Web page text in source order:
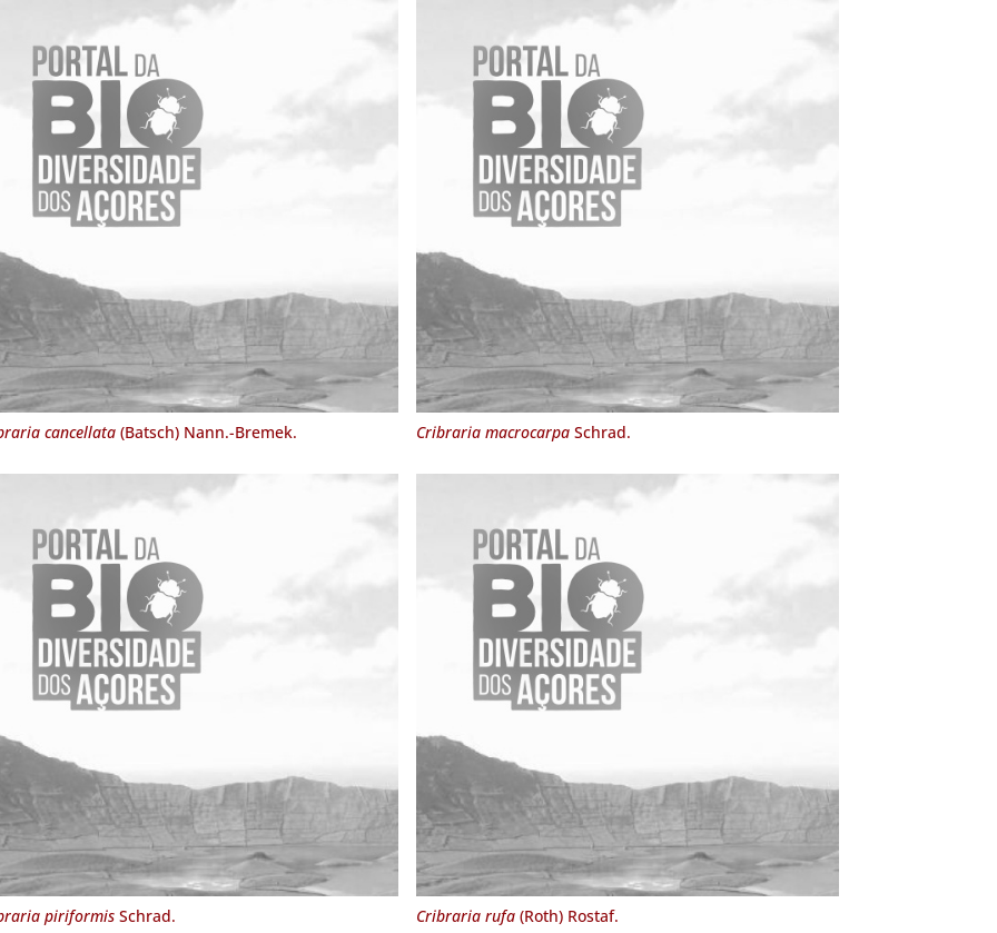
cancellata(Batsch) Nann.-Bremek. Cribraria macrocarpaSchrad.
piriformisSchrad. Cribraria rufa(Roth) Rostaf.